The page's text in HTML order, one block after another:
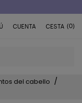
CUENTA CESTA (0)
del cabello